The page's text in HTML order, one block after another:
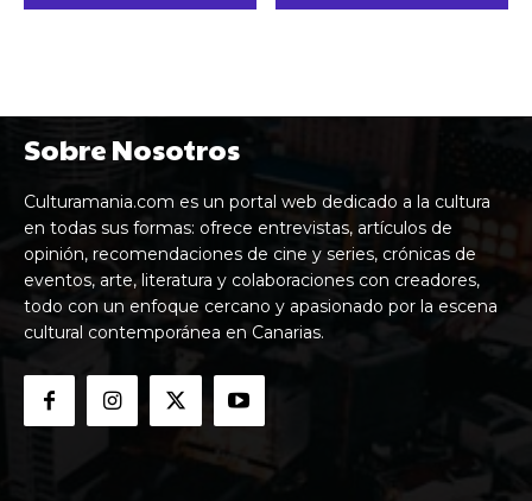
Sobre Nosotros
Culturamania.com es un portal web dedicado a la cultura
en todas sus formas: ofrece entrevistas, artículos de
opinión, recomendaciones de cine y series, crónicas de
eventos, arte, literatura y colaboraciones con creadores,
todo con un enfoque cercano y apasionado por la escena
cultural contemporánea en Canarias.